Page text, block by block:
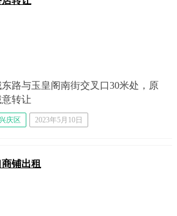
路与玉皇阁南街交叉口30米处，原
转让
庆区 2023年5月10日
铺出租